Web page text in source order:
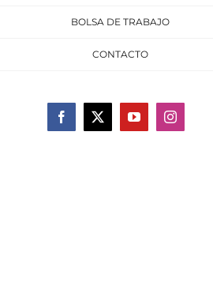
BOLSA DE TRABAJO
CONTACTO
Facebook
X YouTubeInstagram